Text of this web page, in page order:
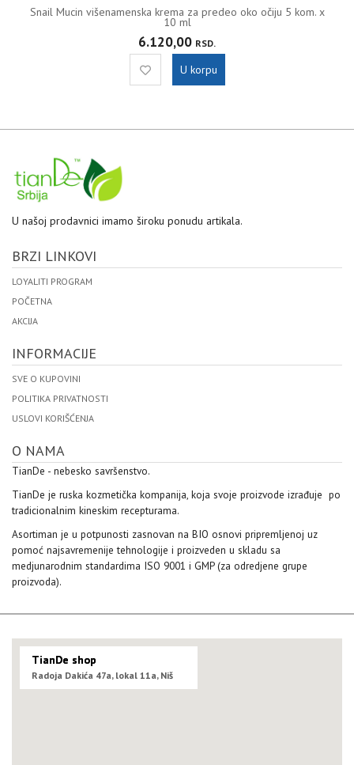
Snail Mucin višenamenska krema za predeo oko očiju 5 kom. x
10 ml
6.120,00 RSD.
U korpu
U našoj prodavnici imamo široku ponudu artikala.
BRZI LINKOVI
LOYALITI PROGRAM
POČETNA
AKCIJA
INFORMACIJE
SVE O KUPOVINI
POLITIKA PRIVATNOSTI
USLOVI KORIŠĆENJA
O NAMA
TianDe - nebesko savršenstvo.
TianDe je ruska kozmetička kompanija, koja svoje proizvode izrađuje po
tradicionalnim kineskim recepturama.
Asortiman je u potpunosti zasnovan na BIO osnovi pripremljenoj uz
pomoć najsavremenije tehnologije i proizveden u skladu sa
medjunarodnim standardima ISO 9001 i GMP (za odredjene grupe
proizvoda).
TianDe shop
Radoja Dakića 47a, lokal 11a, Niš